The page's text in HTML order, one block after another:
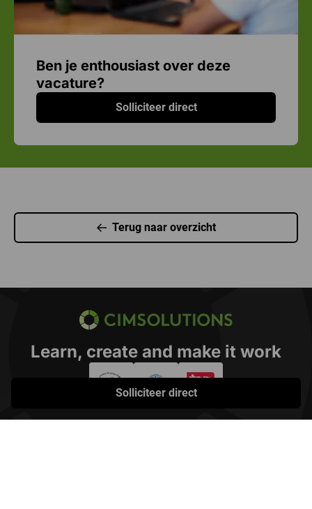
Ben je enthousiast over deze
vacature?
Solliciteer direct
Terug naar overzicht
Solliciteer direct
Learn, create and make it work